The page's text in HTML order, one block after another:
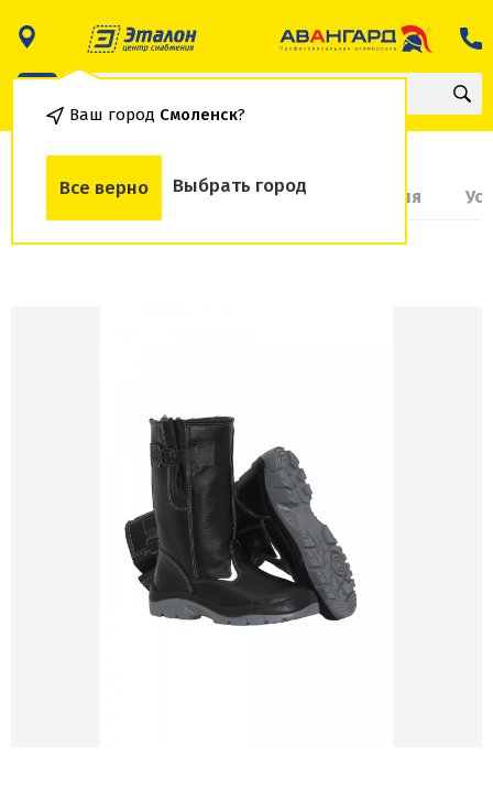
Ваш город Смоленск?
Все верно Выбрать город
О товаре Доставка и оплата Гарантия